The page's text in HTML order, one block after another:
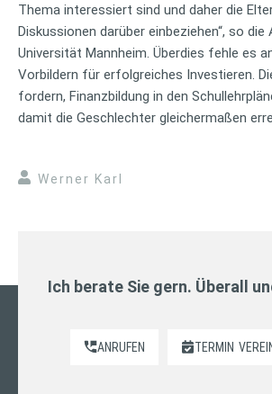
Thema interessiert sind und daher die
Diskussionen darüber einbeziehen“, so
Universität Mannheim. Überdies fehle es
Vorbildern für erfolgreiches Investieren.
fordern, Finanzbildung in den
damit die Geschlechter gleichermaßen
Werner Karl
Ich berate Sie gern. Überall
ANRUFEN TERMIN